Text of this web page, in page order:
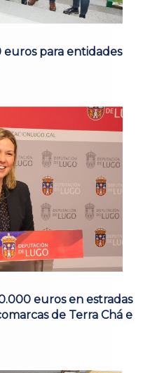
euros para entidades
euros en estradas
de Terra Chá e